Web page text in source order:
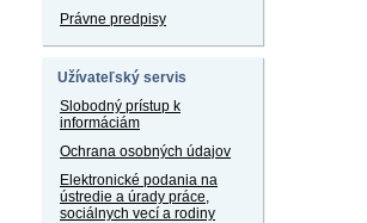
Právne predpisy
Užívateľský servis
Slobodný prístup k
informáciám
Ochrana osobných údajov
Elektronické podania na
ústredie a úrady práce,
sociálnych vecí a rodiny